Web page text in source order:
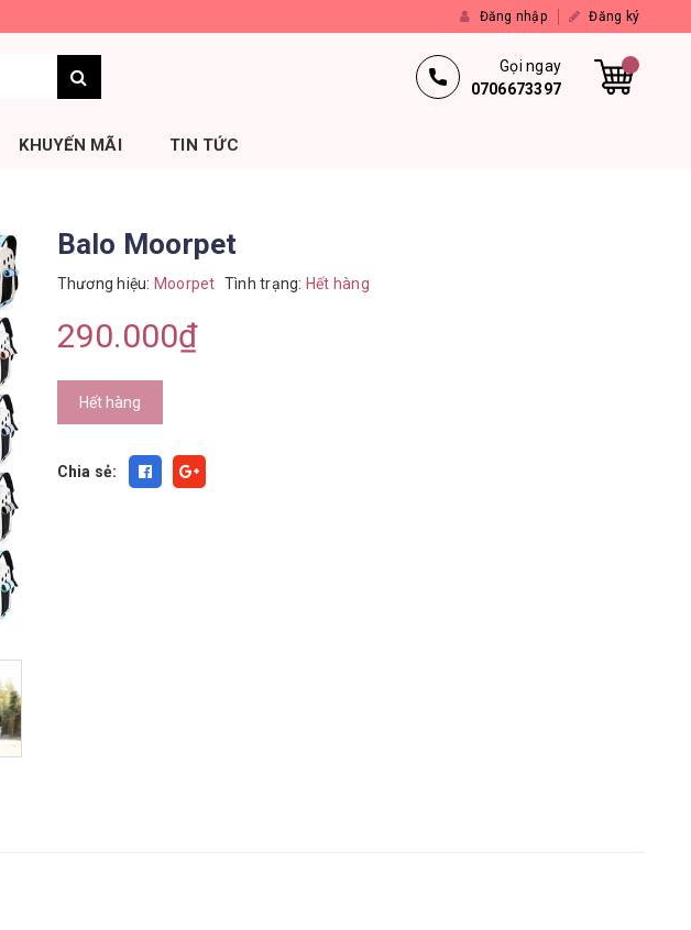
Đăng nhập Đăng ký
Gọi ngay
0706673397
KHUYẾN MÃI TIN TỨC
Balo Moorpet
Thương hiệu: Moorpet Tình trạng: Hết hàng
290.000₫
Hết hàng
Chia sẻ: